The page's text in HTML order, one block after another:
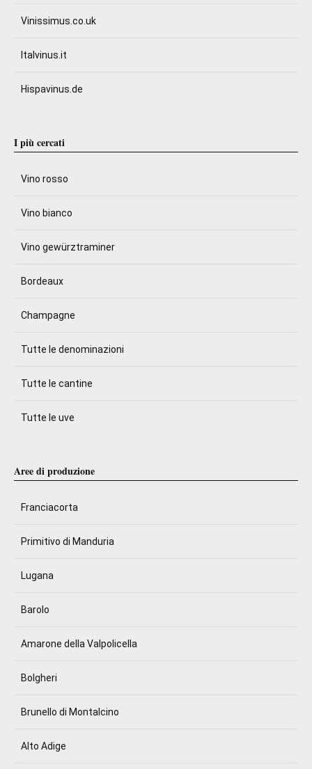
Vinissimus.co.uk
Italvinus.it
Hispavinus.de
I più cercati
Vino rosso
Vino bianco
Vino gewürztraminer
Bordeaux
Champagne
Tutte le denominazioni
Tutte le cantine
Tutte le uve
Aree di produzione
Franciacorta
Primitivo di Manduria
Lugana
Barolo
Amarone della Valpolicella
Bolgheri
Brunello di Montalcino
Alto Adige